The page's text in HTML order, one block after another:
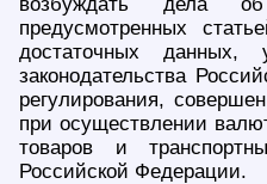
предусмотренных
достаточных данных,
законодательства
регулирования,
при осуществлении
товаров и
Российской Федерации.